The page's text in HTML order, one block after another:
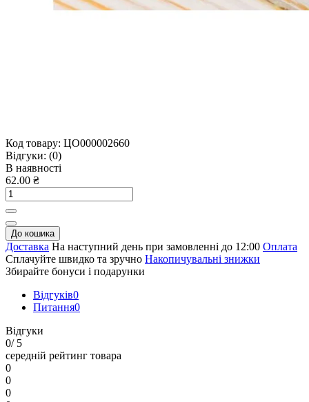
Код товару: ЦО000002660
Відгуки: (0)
В наявності
62.00 ₴
До кошика
Доставка На наступний день при замовленні до 12:00 Оплата
Сплачуйте швидко та зручно Накопичувальні знижки
Збирайте бонуси і подарунки
Відгуків0
Питання0
Відгуки
0/ 5
середній рейтинг товара
0
0
0